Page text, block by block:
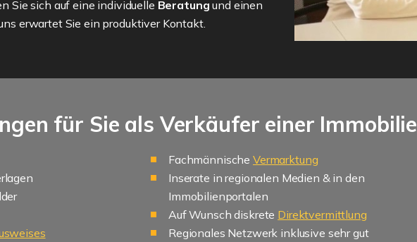
Sie sich auf eine individuelle Beratungund einen
erwartet Sie ein produktiver Kontakt.
für Sie als Verkäufer einer Immobilie
Fachmännische Vermarktung
Inserate in regionalen Medien & in den
Immobilienportalen
Auf Wunsch diskrete Direktvermittlung
Regionales Netzwerk inklusive sehr gut